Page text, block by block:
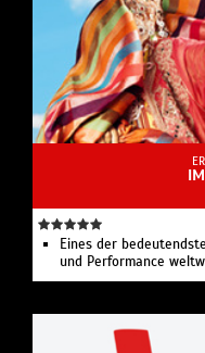
Eines der
und Performance